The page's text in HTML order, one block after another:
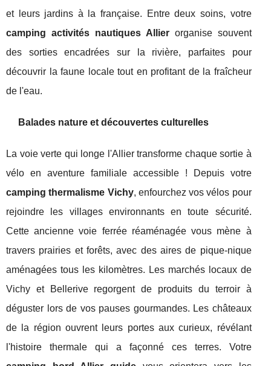
et leurs jardins à la française. Entre deux soins, votre
camping activités nautiques Allierorganise souvent
des sorties encadrées sur la rivière, parfaites pour
découvrir la faune locale tout en profitant de la fraîcheur
de l'eau.
Balades nature et découvertes culturelles
La voie verte qui longe l'Allier transforme chaque sortie à
vélo en aventure familiale accessible ! Depuis votre
camping thermalisme Vichy, enfourchez vos vélos pour
rejoindre les villages environnants en toute sécurité.
Cette ancienne voie ferrée réaménagée vous mène à
travers prairies et forêts, avec des aires de pique-nique
aménagées tous les kilomètres. Les marchés locaux de
Vichy et Bellerive regorgent de produits du terroir à
déguster lors de vos pauses gourmandes. Les châteaux
de la région ouvrent leurs portes aux curieux, révélant
l'histoire thermale qui a façonné ces terres. Votre